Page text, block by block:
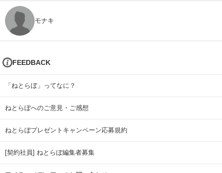
モナキ
FEEDBACK
「ねとらぼ」ってなに？
ねとらぼへのご意見・ご感想
ねとらぼプレゼントキャンペーン応募規約
[契約社員] ねとらぼ編集者募集